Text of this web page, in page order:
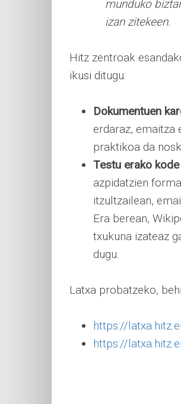
munduko
izan zitekeen.
Hitz zentroak
ikusi ditugu:
Dokumentuen
erdaraz, emaitza
praktikoa da
Testu erako
azpidatzien
itzultzailean,
Era berean,
txukuna izateaz
dugu.
Latxa probatzeko,
https://
https://